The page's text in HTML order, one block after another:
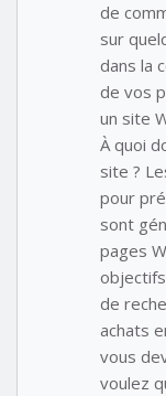
de
sur
dans la
de vos
un site
À quoi
site ?
pour
sont
pages
de
achats
vous
voulez